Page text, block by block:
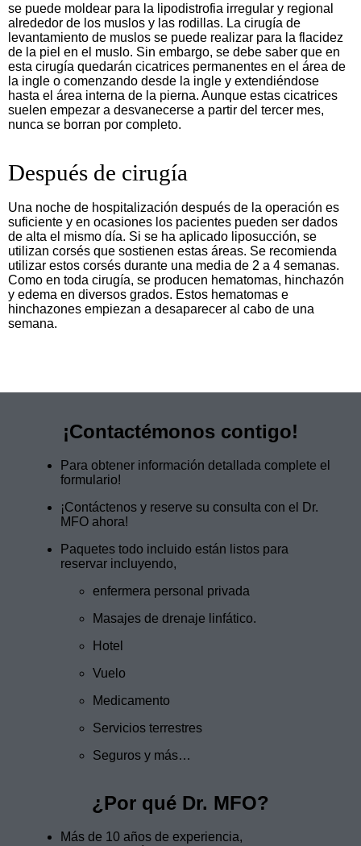
se puede moldear para la lipodistrofia irregular y regional
alrededor de los muslos y las rodillas. La cirugía de
levantamiento de muslos se puede realizar para la flacidez
de la piel en el muslo. Sin embargo, se debe saber que en
esta cirugía quedarán cicatrices permanentes en el área de
la ingle o comenzando desde la ingle y extendiéndose
hasta el área interna de la pierna. Aunque estas cicatrices
suelen empezar a desvanecerse a partir del tercer mes,
nunca se borran por completo.
Después de cirugía
Una noche de hospitalización después de la operación es
suficiente y en ocasiones los pacientes pueden ser dados
de alta el mismo día. Si se ha aplicado liposucción, se
utilizan corsés que sostienen estas áreas. Se recomienda
utilizar estos corsés durante una media de 2 a 4 semanas.
Como en toda cirugía, se producen hematomas, hinchazón
y edema en diversos grados. Estos hematomas e
hinchazones empiezan a desaparecer al cabo de una
semana.
¡Contactémonos contigo!
Para obtener información detallada complete el
formulario!
¡Contáctenos y reserve su consulta con el Dr.
MFO ahora!
Paquetes todo incluido están listos para
reservar incluyendo,
enfermera personal privada
Masajes de drenaje linfático.
Hotel
Vuelo
Medicamento
Servicios terrestres
Seguros y más…
¿Por qué Dr. MFO?
Más de 10 años de experiencia,